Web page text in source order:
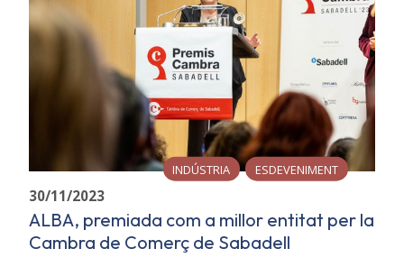
INDÚSTRIA ESDEVENIMENT
30/11/2023
ALBA, premiada com a millor entitat per la
Cambra de Comerç de Sabadell